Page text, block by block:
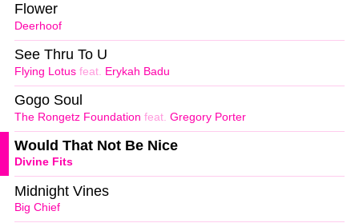
Deerhoof
Flower
Flying Lotus feat. Erykah Badu
See Thru To U
The Rongetz Foundation feat. Gregory Porter
Gogo Soul
Divine Fits
Would That Not Be Nice
Big Chief
Midnight Vines